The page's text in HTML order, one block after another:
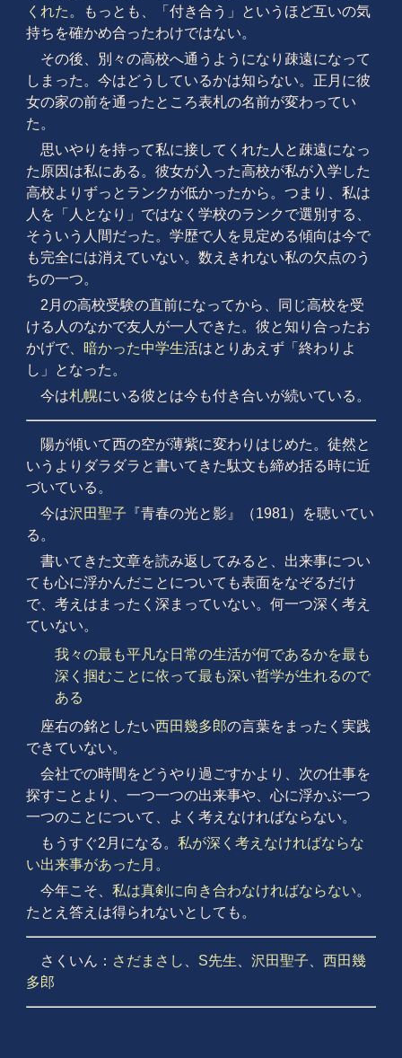
くれた 。もっとも、「付き合う」というほど互いの気
持ちを確かめ合ったわけではない。
その後、別々の高校へ通うようになり疎遠になって
しまった。今はどうしているかは知らない。正月に彼
女の家の前を通ったところ表札の名前が変わってい
た。
思いやりを持って私に接してくれた人と疎遠になっ
た原因は私にある。彼女が入った高校が私が入学した
高校よりずっとランクが低かったから。つまり、私は
人を「人となり」ではなく学校のランクで選別する、
そういう人間だった。学歴で人を見定める傾向は今で
も完全には消えていない。数えきれない私の欠点のう
ちの一つ。
2月の高校受験の直前になってから、同じ高校を受
ける人のなかで友人が一人できた。彼と知り合ったお
かげで、 暗かった中学生活はとりあえず「終わりよ
し」となった。
今は札幌にいる彼とは今も付き合いが続いている。
陽が傾いて西の空が薄紫に変わりはじめた。徒然と
いうよりダラダラと書いてきた駄文も締め括る時に近
づいている。
今は沢田聖子 『青春の光と影』（1981）を聴いてい
る。
書いてきた文章を読み返してみると、出来事につい
ても心に浮かんだことについても表面をなぞるだけ
で、考えはまったく深まっていない。何一つ深く考え
ていない。
我々の最も平凡な日常の生活が何であるかを最も
深く掴むことに依って最も深い哲学が生れるので
ある
座右の銘としたい西田幾多郎の言葉をまったく実践
できていない。
会社での時間をどうやり過ごすかより、次の仕事を
探すことより、一つ一つの出来事や、心に浮かぶ一つ
一つのことについて、よく考えなければならない。
もうすぐ2月になる。 私が深く考えなければならな
い出来事があった月 。
今年こそ、 私は真剣に向き合わなければならない。
たとえ答えは得られないとしても。
さくいん： さだまさし S先生 沢田聖子
西田幾
多郎